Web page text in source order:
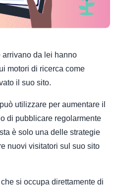
arrivano da lei hanno
motori di ricerca come
il suo sito.
utilizzare per aumentare il
di pubblicare regolarmente
è solo una delle strategie
nuovi visitatori sul suo sito
si occupa direttamente di